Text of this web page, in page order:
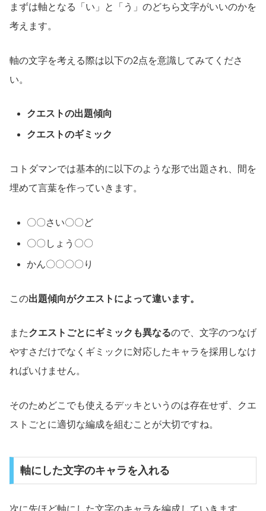
まずは軸となる「い」と「う」のどちら文字がいいのかを
考えます。
軸の文字を考える際は以下の2点を意識してみてくださ
い。
クエストの出題傾向
クエストのギミック
コトダマンでは基本的に以下のような形で出題され、間を
埋めて言葉を作っていきます。
〇〇さい〇〇ど
〇〇しょう〇〇
かん〇〇〇〇り
この出題傾向がクエストによって違います。
またクエストごとにギミックも異なるので、文字のつなげ
やすさだけでなくギミックに対応したキャラを採用しなけ
ればいけません。
そのためどこでも使えるデッキというのは存在せず、クエ
ストごとに適切な編成を組むことが大切ですね。
軸にした文字のキャラを入れる
次に先ほど軸にした文字のキャラを編成していきます。